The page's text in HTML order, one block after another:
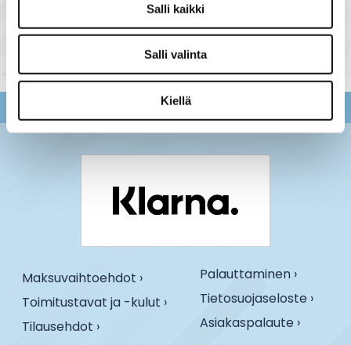
Salli kaikki
Salli valinta
Kiellä
Halogen R7s tuoteryhmästä
Maksuvaihtoehdot ›
Toimitustavat ja -kulut ›
Tilausehdot ›
Palauttaminen ›
Tietosuojaseloste ›
Asiakaspalaute ›